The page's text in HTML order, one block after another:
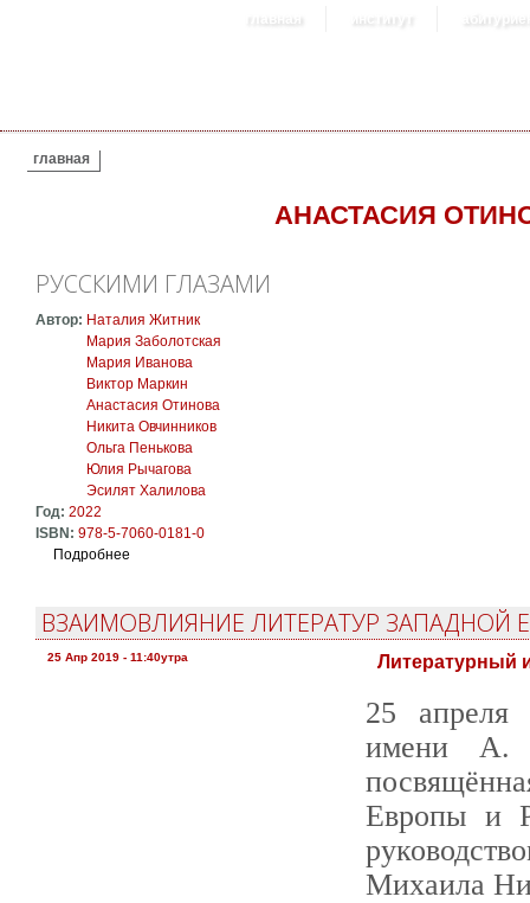
главная институт
ВЫ ЗДЕСЬ
главная
АНАСТАСИЯ
РУССКИМИ ГЛАЗАМИ
Автор: Наталия Житник
Мария Заболотская
Мария Иванова
Виктор Маркин
Анастасия Отинова
Никита Овчинников
Ольга Пенькова
Юлия Рычагова
Эсилят Халилова
Год: 2022
ISBN: 978-5-7060-0181-0
Подробнее
ВЗАИМОВЛИЯНИЕ ЛИТЕРАТУР ЗАПАДНОЙ
25 Апр 2019 - 11:40утра Литературный
25 апреля
имени А.
Европы и
Михаила